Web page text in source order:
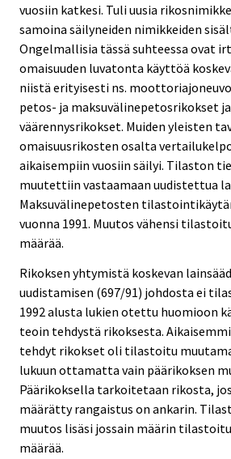
vuosiin katkesi. Tuli uusia
samoina säilyneiden nimikkeiden
Ongelmallisia tässä suhteessa ovat
omaisuuden luvatonta käyttöä
niistä erityisesti ns.
petos- ja maksuvälinepetosrikokset ja
väärennysrikokset. Muiden yleisten
omaisuusrikosten osalta
aikaisempiin vuosiin säilyi. Tilaston
muutettiin vastaamaan uudistettua
Maksuvälinepetosten
vuonna 1991. Muutos vähensi
määrää.
Rikoksen yhtymistä koskevan
uudistamisen (697/91) johdosta ei
1992 alusta lukien otettu huomioon
teoin tehdystä rikoksesta.
tehdyt rikokset oli tilastoitu
lukuun ottamatta vain päärikoksen
Päärikoksella tarkoitetaan rikosta,
määrätty rangaistus on ankarin.
muutos lisäsi jossain määrin
määrää.